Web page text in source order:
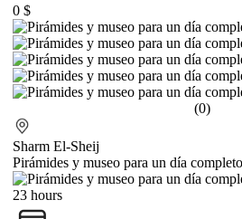
0 $
(0)
Sharm El-Sheij
Pirámides y museo para un día
23 hours